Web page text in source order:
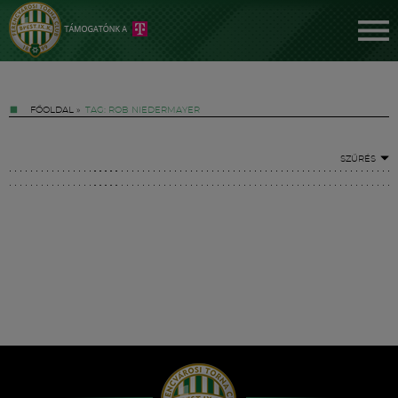
FŐOLDAL » TAG: ROB NIEDERMAYER
SZŰRÉS
Hírek